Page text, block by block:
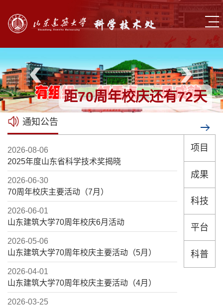
距70周年校庆还有72天
通知公告
项目
成果
科技
平台
科普
2026-08-06
2025年度山东省科学技术奖揭晓
2026-06-30
70周年校庆主要活动（7月）
2026-06-01
山东建筑大学70周年校庆6月活动
2026-05-06
山东建筑大学70周年校庆主要活动（5月）
2026-04-01
山东建筑大学70周年校庆主要活动（4月）
2026-03-25